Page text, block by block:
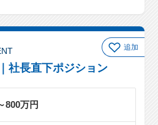
追加
社長直下ポジション
800万円